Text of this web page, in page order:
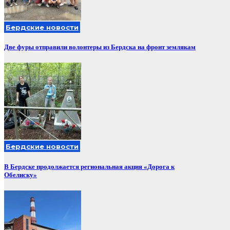
Бердские новости
Две фуры отправили волонтеры из Бердска на фронт землякам
Бердские новости
В Бердске продолжается региональная акция «Дорога к
Обелиску»